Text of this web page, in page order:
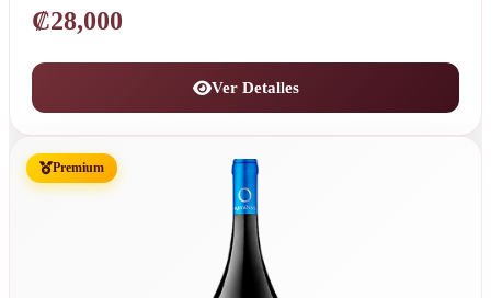
₡28,000
Ver Detalles
Premium